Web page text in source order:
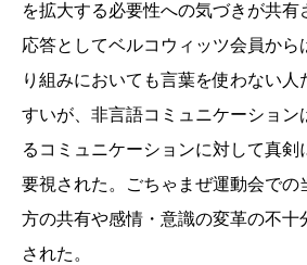
を拡大する必要性への気づきが共有
応答としてベルコウィッツ会員から
り組みにおいても言葉を使わない
すいが、非言語コミュニケーション
るコミュニケーションに対して真剣
要視された。ごちゃまぜ運動会での
方の共有や感情・意識の変革の不十
された。